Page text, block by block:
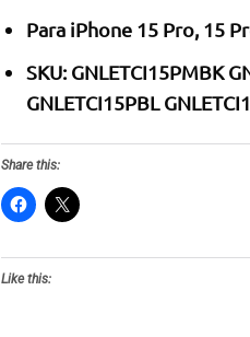
Para iPhone 15 Pro, 15
SKU: GNLETCI15PMBK
GNLETCI15PBL
Share this:
Like this: